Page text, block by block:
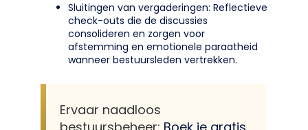
Sluitingen van vergaderingen: Reflectieve
check-outs die de discussies
consolideren en zorgen voor
afstemming en emotionele paraatheid
wanneer bestuursleden vertrekken.
Ervaar naadloos